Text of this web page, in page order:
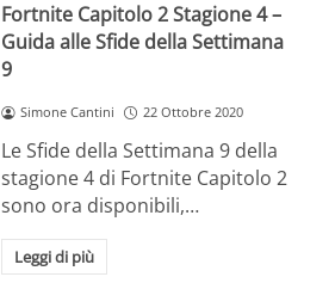
Fortnite Capitolo 2 Stagione 4 –
Guida alle Sfide della Settimana
9
Simone Cantini 22 Ottobre 2020
Le Sfide della Settimana 9 della
stagione 4 di Fortnite Capitolo 2
sono ora disponibili,…
Leggi di più